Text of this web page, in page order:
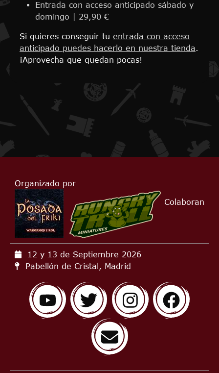
Entrada con acceso anticipado sábado y
domingo | 29,90 €
Si quieres conseguir tu entrada con acceso
anticipado puedes hacerlo en nuestra tienda.
¡Aprovecha que quedan pocas!
Organizado por
Colaboran
12 y 13 de Septiembre 2026
Pabellón de Cristal, Madrid